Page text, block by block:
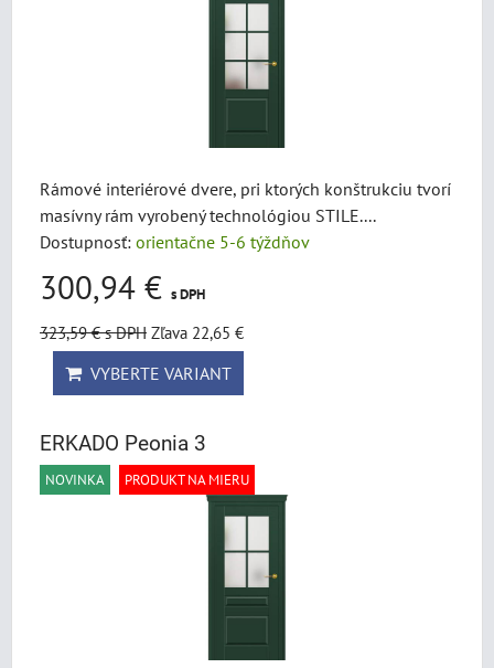
Rámové interiérové dvere, pri ktorých konštrukciu tvorí
masívny rám vyrobený technológiou STILE....
Dostupnosť: orientačne 5-6 týždňov
300,94 € s DPH
323,59 €s DPH Zľava 22,65 €
VYBERTE VARIANT
ERKADO Peonia 3
NOVINKA PRODUKT NA MIERU